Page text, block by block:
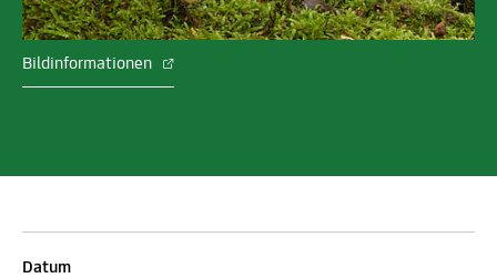
Bildinformationen
Datum